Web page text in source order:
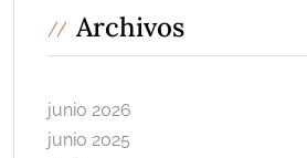
Archivos
junio 2026
junio 2025